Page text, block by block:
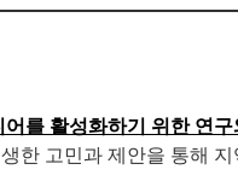
를 활성화하기 위한 연
한 고민과 제안을 통해